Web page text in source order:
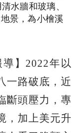
水牆和玻璃、
景，為小檜溪
導】2022年以
一路破底，近
斷頭壓力，專
，加上美元升